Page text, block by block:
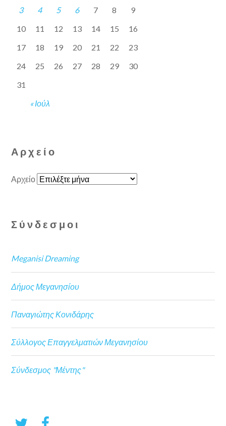
« Ιούλ
3
4 5 6 7 8
9
10
11 12 13 14 15
16
17
18 19 20 21 22
23
24
25 26 27 28 29
30
31
Αρχείο
Αρχείο
Σύνδεσμοι
Meganisi Dreaming
Δήμος Μεγανησίου
Παναγιώτης Κονιδάρης
Σύλλογος Επαγγελματιών Μεγανησίου
Σύνδεσμος "Μέντης"